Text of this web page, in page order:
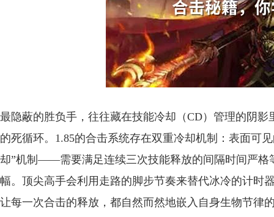
最隐蔽的胜负手，往往藏在技能冷却（CD）管理的阴
的死循环。1.85的合击系统存在双重冷却机制：表面可
却”机制——需要满足连续三次技能释放的间隔时间严格
幅。顶尖高手会利用走路的脚步节奏来替代冰冷的计
让每一次合击的释放，都自然而然地嵌入自身生物节律